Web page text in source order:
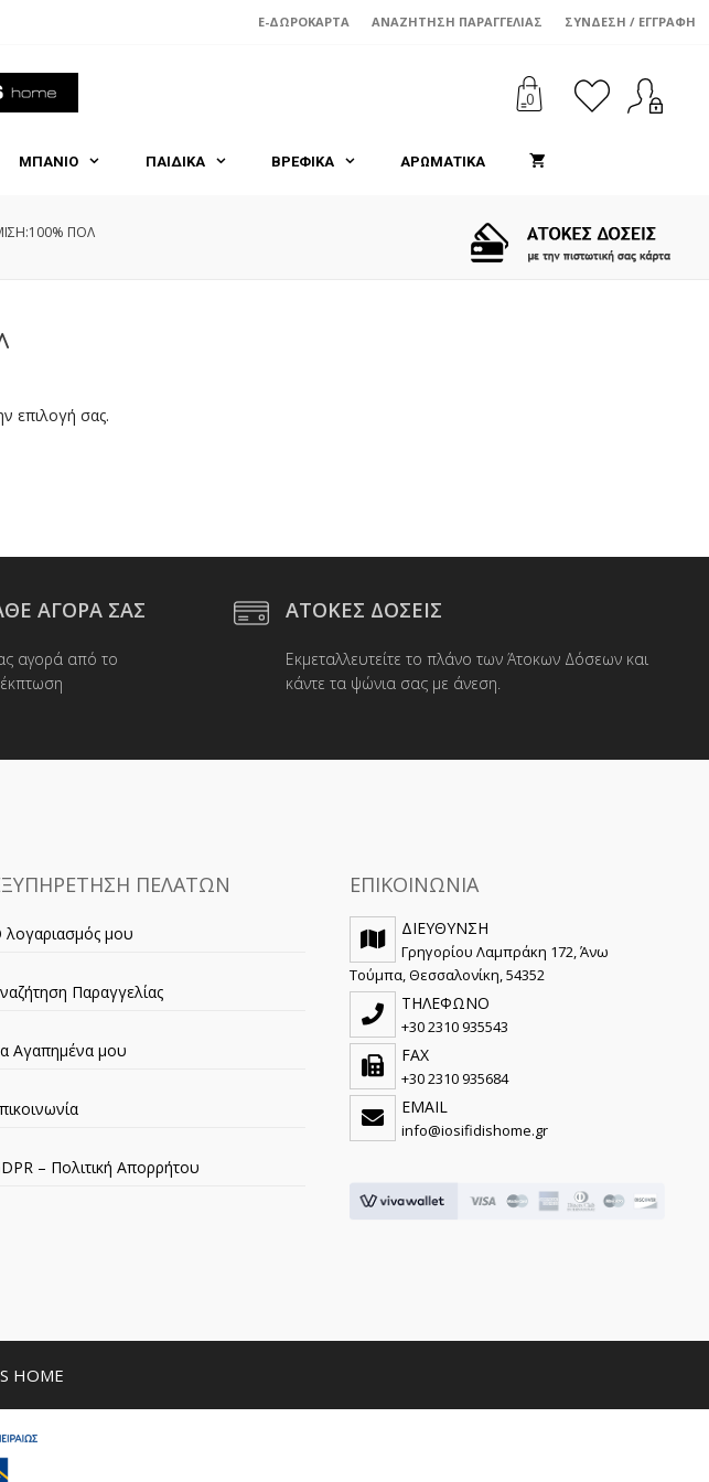
E-ΔΩΡΟΚΆΡΤΑ ΑΝΑΖΉΤΗΣΗ ΠΑΡΑΓΓΕΛΊΑΣ ΣΎΝΔΕΣΗ / ΕΓΓΡΑΦΉ
0
ΜΠΑΝΙΟ ΠΑΙΔΙΚΑ ΒΡΕΦΙΚΑ ΑΡΩΜΑΤΙΚΑ
ΠΟΛ
επιλογή σας.
ΑΓΟΡΑ ΣΑΣ
αγορά από το
έκπτωση
ΑΤΟΚΕΣ ΔΟΣΕΙΣ
Εκμεταλλευτείτε το πλάνο των Άτοκων Δόσεων και
κάντε τα ψώνια σας με άνεση.
ΠΕΛΑΤΩΝ
μου
Παραγγελίας
Αγαπημένα μου
– Πολιτική Απορρήτου
ΕΠΙΚΟΙΝΩΝΙΑ
ΔΙΕΥΘΥΝΣΗ
Γρηγορίου Λαμπράκη 172, Άνω
Τούμπα, Θεσσαλονίκη, 54352
ΤΗΛΕΦΩΝΟ
+30 2310 935543
FAX
+30 2310 935684
EMAIL
info@iosifidishome.gr
HOME